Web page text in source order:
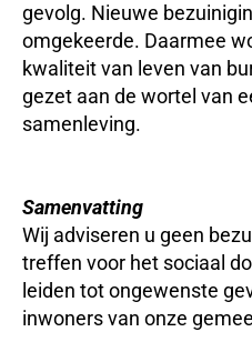
gevolg. Nieuwe
omgekeerde. Daarmee
kwaliteit van leven van
gezet aan de wortel van
samenleving.
Samenvatting
Wij adviseren u geen
treffen voor het sociaal
leiden tot ongewenste
inwoners van onze